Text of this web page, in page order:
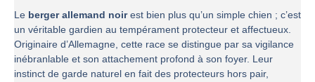
Le berger allemand noirest bien plus qu’un simple chien ; c’est
un véritable gardien au tempérament protecteur et affectueux.
Originaire d’Allemagne, cette race se distingue par sa vigilance
inébranlable et son attachement profond à son foyer. Leur
instinct de garde naturel en fait des protecteurs hors pair,